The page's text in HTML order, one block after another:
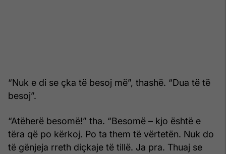
“Nuk e di se çka të besoj më”, thashë. “Dua të të
besoj”.
“Atëherë besomë!” tha. “Besomë – kjo është e
tëra që po kër­koj. Po ta them të vërtetën. Nuk do
të gënjeja rreth diçkaje të tillë. Ja pra. Thuaj se